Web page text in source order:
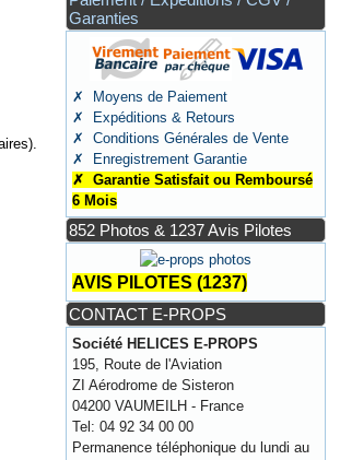
Garanties
✗ Moyens de Paiement
✗ Expéditions & Retours
✗ Conditions Générales de Vente
✗ Enregistrement Garantie
✗ Garantie Satisfait ou Remboursé
6 Mois
852 Photos & 1237 Avis Pilotes
AVIS PILOTES (1237)
CONTACT E-PROPS
Société HELICES E-PROPS
195, Route de l'Aviation
ZI Aérodrome de Sisteron
04200 VAUMEILH - France
Tel: 04 92 34 00 00
Permanence téléphonique du lundi au